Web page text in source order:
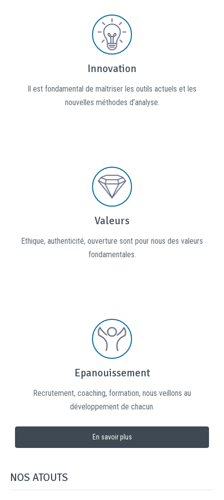
Innovation
Il est fondamental de maîtriser les outils actuels et les
nouvelles méthodes d’analyse.
Valeurs
Ethique, authenticité, ouverture sont pour nous des valeurs
fondamentales.
Epanouissement
Recrutement, coaching, formation, nous veillons au
développement de chacun.
En savoir plus
NOS ATOUTS